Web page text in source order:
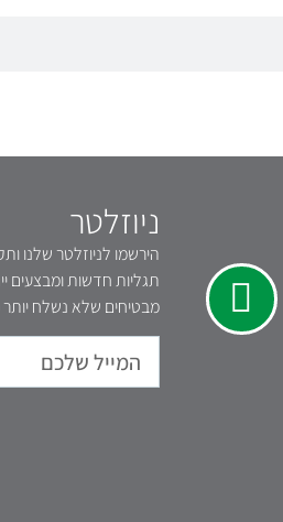
ניוזלטר
הירשמו לניוזלטר שלנו
תגליות חדשות ומבצעים
מבטיחים שלא נשלח